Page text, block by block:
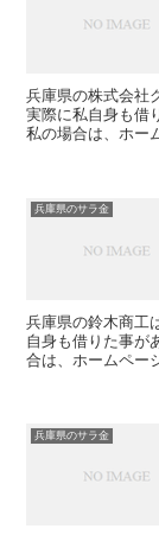
兵庫県の株式会社
実際に私自身も借
私の場合は、ホー
兵庫県のサラ金
兵庫県の鈴木商工
自身も借りた事が
合は、ホームペー
兵庫県のサラ金